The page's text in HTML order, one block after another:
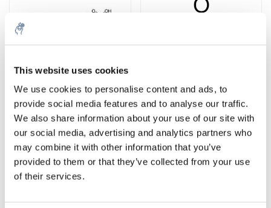
This website uses cookies
We use cookies to personalise content and ads, to
provide social media features and to analyse our traffic.
We also share information about your use of our site with
our social media, advertising and analytics partners who
may combine it with other information that you’ve
provided to them or that they’ve collected from your use
of their services.